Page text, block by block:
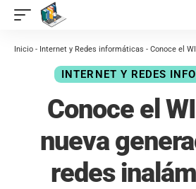
contenido
Inicio - Internet y Redes informáticas - Conoce el WIFI 7,
INTERNET Y REDES
Conoce el
nueva
redes